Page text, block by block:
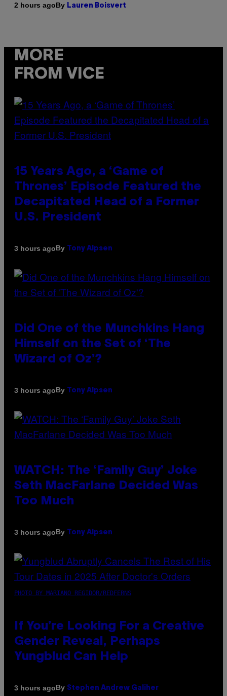
2 hours agoBy Lauren Boisvert
MORE
FROM VICE
15 Years Ago, a ‘Game of
Thrones’ Episode Featured the
Decapitated Head of a Former
U.S. President
3 hours agoBy Tony Alpsen
Did One of the Munchkins Hang
Himself on the Set of ‘The
Wizard of Oz’?
3 hours agoBy Tony Alpsen
WATCH: The ‘Family Guy’ Joke
Seth MacFarlane Decided Was
Too Much
3 hours agoBy Tony Alpsen
PHOTO BY MARIANO REGIDOR/REDFERNS
If You’re Looking For a Creative
Gender Reveal, Perhaps
Yungblud Can Help
3 hours agoBy Stephen Andrew Galiher